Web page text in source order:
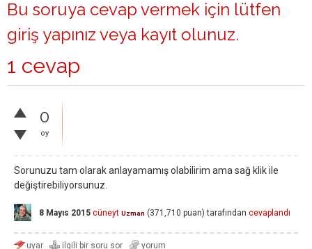
Bu soruya cevap vermek için lütfen
giriş yapınız veya kayıt olunuz.
1 cevap
0
oy
Sorunuzu tam olarak anlayamamış olabilirim ama sağ klik ile
değiştirebiliyorsunuz.
8 Mayıs 2015 cüneyt Uzman (371,710 puan) tarafından cevaplandı